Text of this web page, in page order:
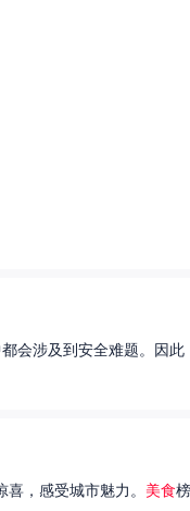
涉及到安全难题。因此
喜，感受城市魅力。 美食